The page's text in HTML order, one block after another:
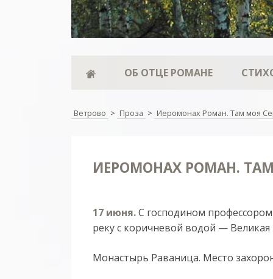
ОБ ОТЦЕ РОМАНЕ
Ветрово > Проза > Иеромонах Роман. Там моя
ИЕРОМОНАХ РОМАН.
17 июня.С господином
реку с коричневой водой —
Монастырь Раваница. Место